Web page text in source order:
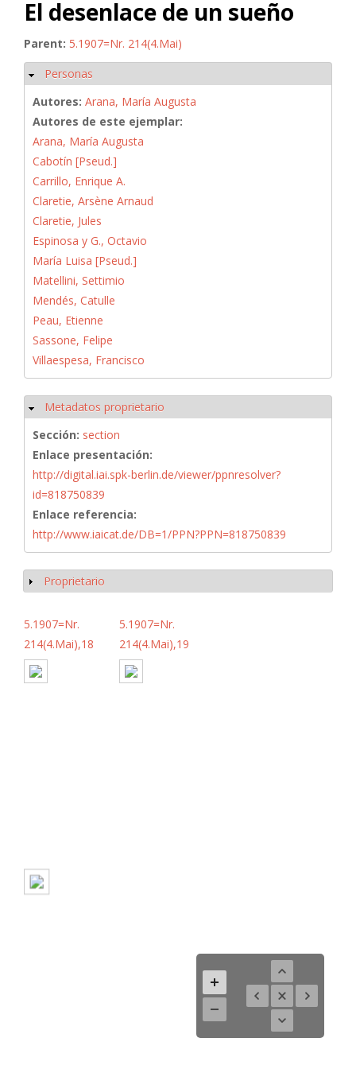
El desenlace de un sueño
Parent: 5.1907=Nr. 214(4.Mai)
Ocultar
Personas
Autores: Arana, María Augusta
Autores de este ejemplar:
Arana, María Augusta
Cabotín [Pseud.]
Carrillo, Enrique A.
Claretie, Arsène Arnaud
Claretie, Jules
Espinosa y G., Octavio
María Luisa [Pseud.]
Matellini, Settimio
Mendés, Catulle
Peau, Etienne
Sassone, Felipe
Villaespesa, Francisco
Ocultar
Metadatos proprietario
Sección: section
Enlace presentación:
http://digital.iai.spk-berlin.de/viewer/ppnresolver?
id=818750839
Enlace referencia:
http://www.iaicat.de/DB=1/PPN?PPN=818750839
Mostrar
Proprietario
5.1907=Nr.
214(4.Mai),18
5.1907=Nr.
214(4.Mai),19